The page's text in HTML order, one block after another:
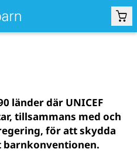
länder där UNICEF
tillsammans med och
för att skydda